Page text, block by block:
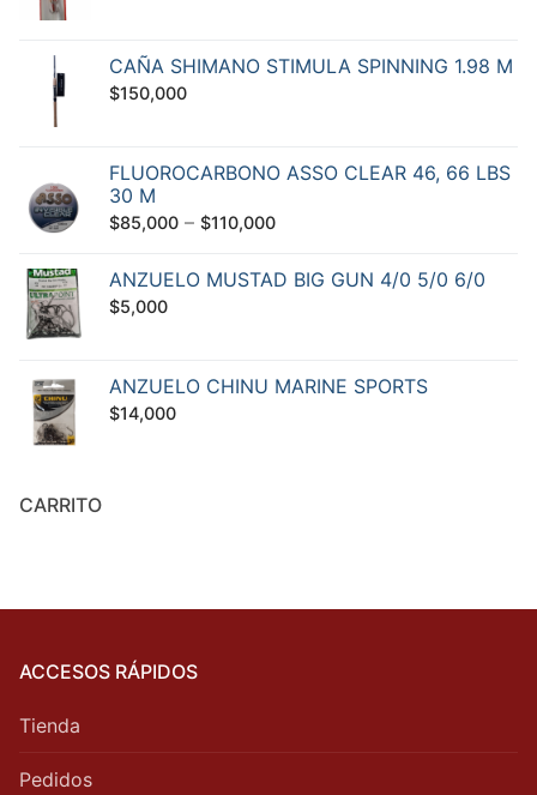
CAÑA SHIMANO STIMULA SPINNING 1.98 M
$150,000
FLUOROCARBONO ASSO CLEAR 46, 66 LBS
30 M
$85,000 – $110,000
ANZUELO MUSTAD BIG GUN 4/0 5/0 6/0
$5,000
ANZUELO CHINU MARINE SPORTS
$14,000
CARRITO
ACCESOS RÁPIDOS
Tienda
Pedidos